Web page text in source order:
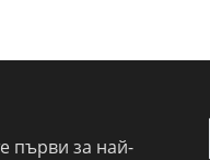
първи за най-